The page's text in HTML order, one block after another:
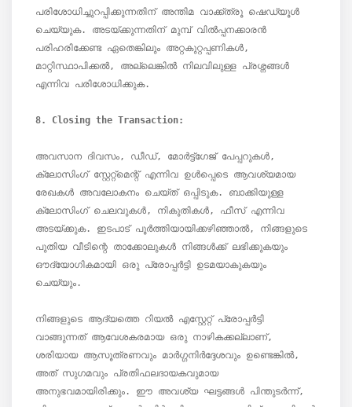
പരിശോധിച്ചുറപ്പിക്കുന്നതിന് അന്തിമ വാക്ക്ത്രൂ ഷെഡ്യൂൾ
ചെയ്യുക. അടയ്ക്കുന്നതിന് മുമ്പ് വിൽപ്പനക്കാരൻ
പരിഹരിക്കേണ്ട ഏതെങ്കിലും അറ്റകുറ്റപ്പണികൾ,
മാറ്റിസ്ഥാപിക്കൽ, അല്ലെങ്കിൽ നിലവിലുള്ള പ്രശ്നങ്ങൾ
എന്നിവ പരിശോധിക്കുക.
അവസാന ദിവസം, ഡീഡ്, മോർട്ട്ഗേജ് പേപ്പറുകൾ,
ക്ലോസിംഗ് സ്റ്റേറ്റ്മെന്റ് എന്നിവ ഉൾപ്പെടെ ആവശ്യമായ
രേഖകൾ അവലോകനം ചെയ്ത് ഒപ്പിടുക. ബാക്കിയുള്ള
ക്ലോസിംഗ് ചെലവുകൾ, നികുതികൾ, ഫീസ് എന്നിവ
അടയ്ക്കുക. ഇടപാട് പൂർത്തിയായിക്കഴിഞ്ഞാൽ, നിങ്ങളുടെ
പുതിയ വീടിന്റെ താക്കോലുകൾ നിങ്ങൾക്ക് ലഭിക്കുകയും
ഔദ്യോഗികമായി ഒരു പ്രോപ്പർട്ടി ഉടമയാകുകയും
ചെയ്യും.
നിങ്ങളുടെ ആദ്യത്തെ റിയൽ എസ്റ്റേറ്റ് പ്രോപ്പർട്ടി
വാങ്ങുന്നത് ആവേശകരമായ ഒരു നാഴികക്കല്ലാണ്,
ശരിയായ ആസൂത്രണവും മാർഗ്ഗനിർദ്ദേശവും ഉണ്ടെങ്കിൽ,
അത് സുഗമവും പ്രതിഫലദായകവുമായ
അനുഭവമായിരിക്കും. ഈ അവശ്യ ഘട്ടങ്ങൾ പിന്തുടർന്ന്,